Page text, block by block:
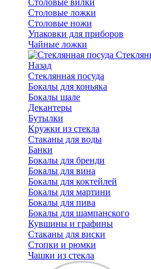
Столовые ложки
Столовые ножи
Упаковки для приборов
Чайные ложки
Назад
Стеклянная посуда
Бокалы для коньяка
Бокалы шале
Декантеры
Бутылки
Кружки из стекла
Стаканы для воды
Банки
Бокалы для бренди
Бокалы для вина
Бокалы для коктейлей
Бокалы для мартини
Бокалы для пива
Бокалы для шампанского
Кувшины и графины
Стаканы для виски
Стопки и рюмки
Чашки из стекла